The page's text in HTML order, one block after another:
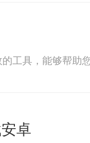
工具，能够帮助
卓